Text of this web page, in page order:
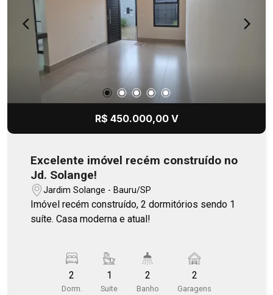
R$ 450.000,00 V
Excelente imóvel recém construído no
Jd. Solange!
Jardim Solange - Bauru/SP
Imóvel recém construído, 2 dormitórios sendo 1
suíte. Casa moderna e atual!
2
Dorm.
1
Suite
2
Banho
2
Garagens